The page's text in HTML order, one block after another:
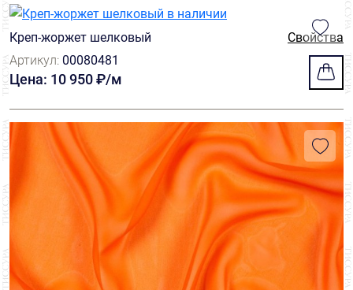
Креп-жоржет шелковый
Свойства
Артикул: 00080481
Цена: 10 950 ₽/м